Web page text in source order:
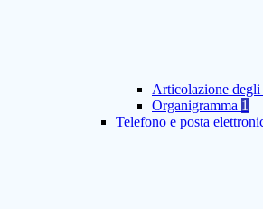
Articolazione
Organigramma 1
Telefono e posta